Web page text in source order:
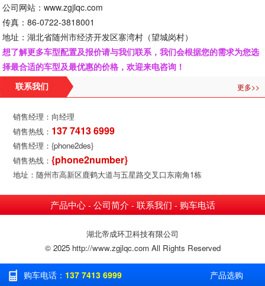
公司网站：www.zgjlqc.com
传真：86-0722-3818001
地址：湖北省随州市经济开发区寨湾村（望城岗村）
想了解更多车型配置及报价请与我们联系，我们会根据您的需求为您选
择最合适的车型及最优惠的价格，欢迎来电咨询！
联系我们 更多>>
销售经理：向经理
销售热线： 137 7413 6999
销售经理：{phone2des}
销售热线：{phone2number}
地址：随州市高新区鹿鹤大道与五星路交叉口东南角1栋
产品中心- 公司简介 - 联系我们 - 购车电话
湖北帝成环卫科技有限公司
© 2025 http://www.zgjlqc.com All Rights Reserved
购车电话： 137 7413 6999 产品选购